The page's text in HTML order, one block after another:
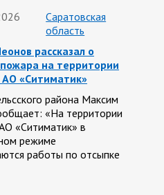
Саратовская
область
рассказал о
на территории
АО «Ситиматик»
района Максим
«На территории
«Ситиматик» в
режиме
работы по отсыпке